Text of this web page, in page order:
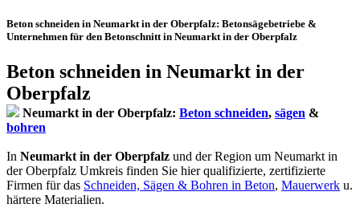
Beton schneiden in Neumarkt in der Oberpfalz: Betonsägebetriebe &
Unternehmen für den Betonschnitt in Neumarkt in der Oberpfalz
Beton schneiden in Neumarkt in der
Oberpfalz
Neumarkt in der Oberpfalz: Beton schneiden, sägen &
bohren
In Neumarkt in der Oberpfalz und der Region um Neumarkt in
der Oberpfalz Umkreis finden Sie hier qualifizierte, zertifizierte
Firmen für das Schneiden, Sägen & Bohren in Beton, Mauerwerk u.
härtere Materialien.